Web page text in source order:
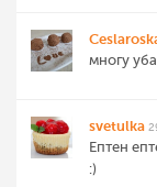
многу
svetulka
Ептен
:)